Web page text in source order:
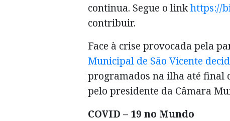
continua. Segue o linkhttps://
contribuir.
Face à crise provocada pela
Municipal de São Vicente
programados na ilha até final
pelo presidente da Câmara
COVID – 19 no Mundo